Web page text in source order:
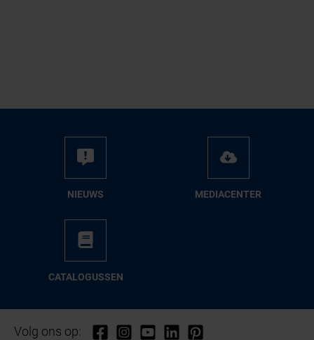
NIEUWS ME­DIA­CEN­TER
CA­TA­LO­GUS­SEN
Volg ons op: